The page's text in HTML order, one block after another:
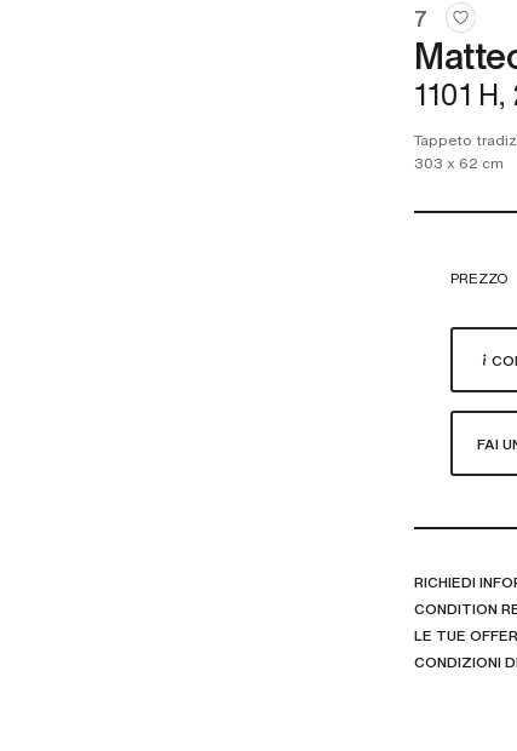
7
1101
Tappeto
303 x 62 cm
PREZZO
FAI
RICHIEDI
CONDITION
LE TUE
CONDIZIONI